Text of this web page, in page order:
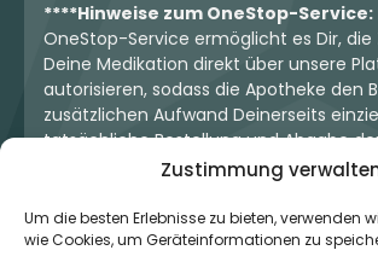
Zustimmung
Um die besten Erlebnisse zu bieten, verwenden
wie Cookies, um Geräteinformationen zu
****Hinweise zum OneStop-Service:
OneStop-Service ermöglicht es Dir,
Deine Medikation direkt über unsere
autorisieren, sodass die Apotheke den
zusätzlichen Aufwand Deinerseits
tatsächliche Bestellung und Abgabe
erfolgt jedoch ausschließlich über die
Dir und der Apotheke. Unser OneStop-
kein pharmazeutisches Angebot dar,